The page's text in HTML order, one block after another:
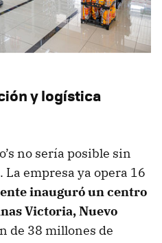
y logística
no sería posible sin
empresa ya opera 16
inauguró un centro
Victoria, Nuevo
de 38 millones de